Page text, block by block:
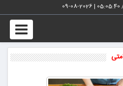
05:05:40
|
2026-08-09
Toggle